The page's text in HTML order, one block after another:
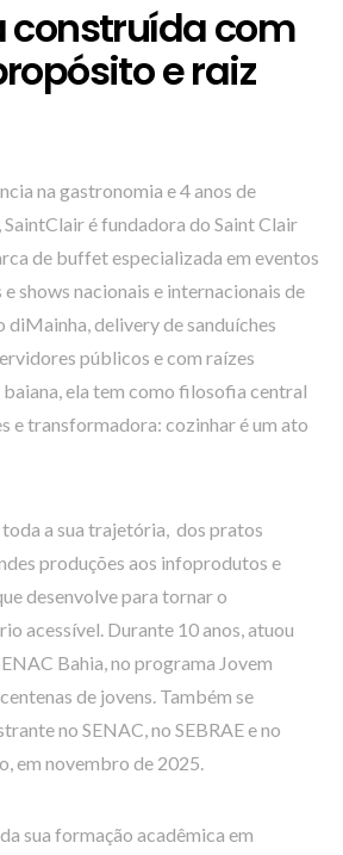
construída com
e raiz
na gastronomia e 4 anos de
é fundadora do Saint Clair
de buffet especializada em eventos
shows nacionais e internacionais de
diMainha, delivery de sanduíches
públicos e com raízes
ela tem como filosofia central
e transformadora: cozinhar é um ato
toda a sua trajetória, dos pratos
produções aos infoprodutos e
desenvolve para tornar o
acessível. Durante 10 anos, atuou
Bahia, no programa Jovem
de jovens. Também se
no SENAC, no SEBRAE e no
em novembro de 2025.
sua formação acadêmica em